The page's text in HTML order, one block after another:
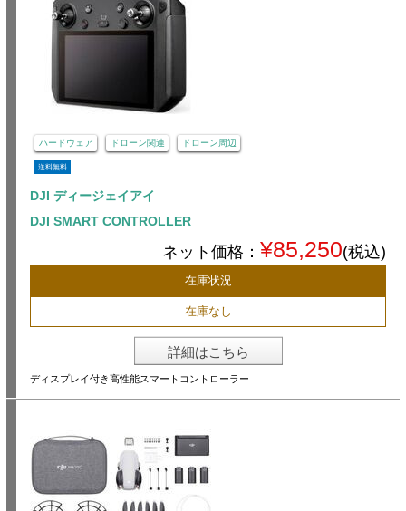
ハードウェア ドローン関連 ドローン周辺
送料無料
DJI ディージェイアイ
DJI SMART CONTROLLER
ネット価格： ¥85,250(税込)
在庫状況
在庫なし
詳細はこちら
ディスプレイ付き高性能スマートコントローラー